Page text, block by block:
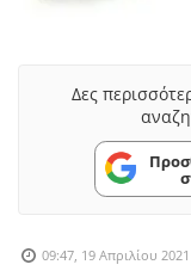
Δες
09:47, 19 Απριλίου 2021